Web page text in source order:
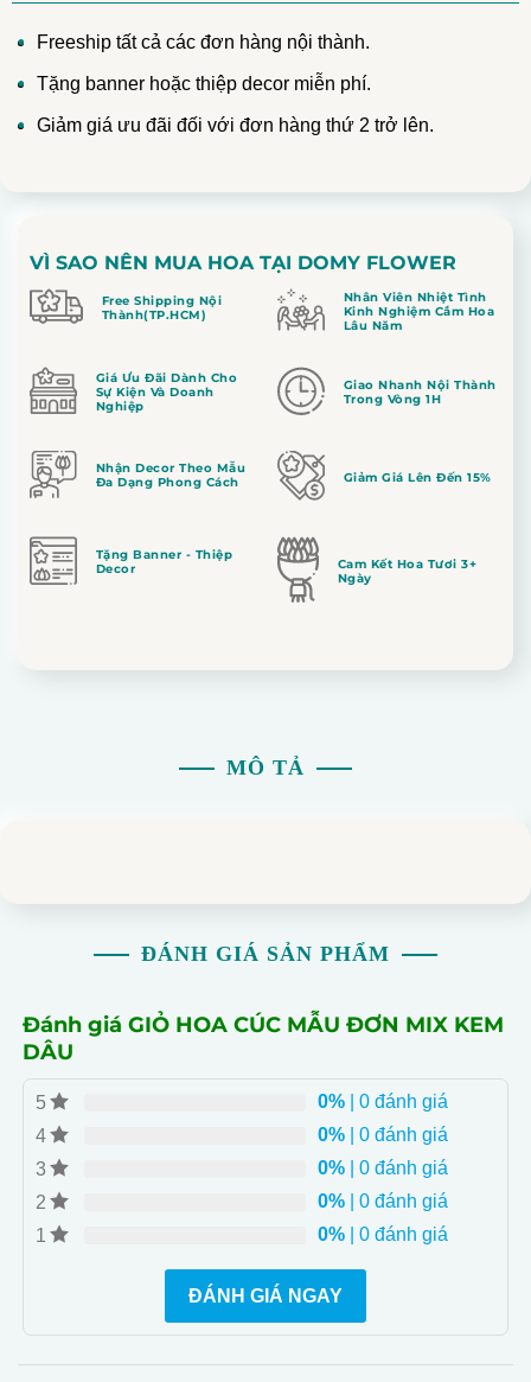
Freeship tất cả các đơn hàng nội thành.
Tặng banner hoặc thiệp decor miễn phí.
Giảm giá ưu đãi đối với đơn hàng thứ 2 trở lên.
VÌ SAO NÊN MUA HOA TẠI DOMY FLOWER
Free Shipping Nội
Thành(TP.HCM)
Nhân Viên Nhiệt Tình
Kinh Nghiệm Cắm Hoa
Lâu Năm
Giá Ưu Đãi Dành Cho
Sự Kiện Và Doanh
Nghiệp
Giao Nhanh Nội Thành
Trong Vòng 1H
Nhận Decor Theo Mẫu
Đa Dạng Phong Cách
Giảm Giá Lên Đến 15%
Tặng Banner - Thiệp
Decor
Cam Kết Hoa Tươi 3+
Ngày
MÔ TẢ
ĐÁNH GIÁ SẢN PHẨM
Đánh giá GIỎ HOA CÚC MẪU ĐƠN MIX KEM
DÂU
5 0%| 0 đánh giá
4
0%| 0 đánh giá
3
0%| 0 đánh giá
2
0%| 0 đánh giá
1
0%| 0 đánh giá
ĐÁNH GIÁ NGAY